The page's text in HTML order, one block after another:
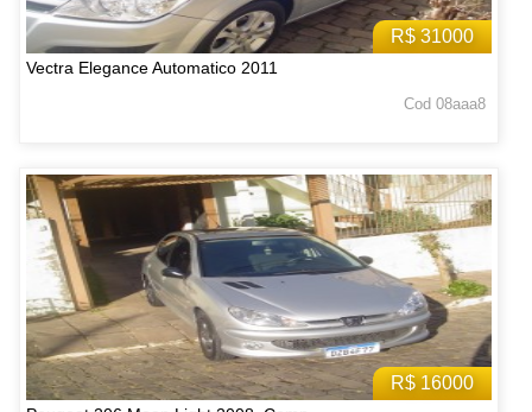
R$ 31000
Vectra Elegance Automatico 2011
Cod 08aaa8
R$ 16000